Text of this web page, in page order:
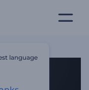
language